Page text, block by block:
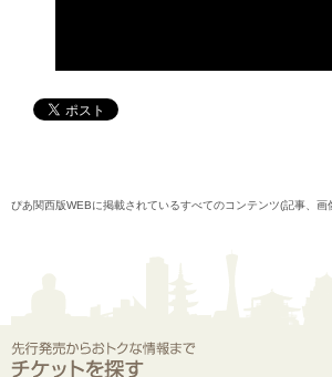
ぴあ関西版WEBに掲載されているすべてのコンテンツ(記事、